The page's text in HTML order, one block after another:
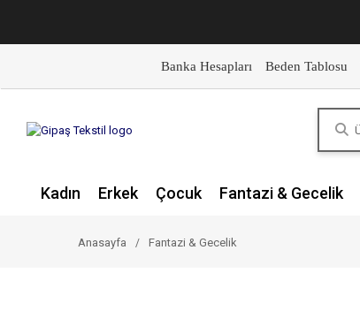
Banka Hesapları Beden Tablosu
Kadın Erkek Çocuk Fantazi & Gecelik
Anasayfa Fantazi & Gecelik